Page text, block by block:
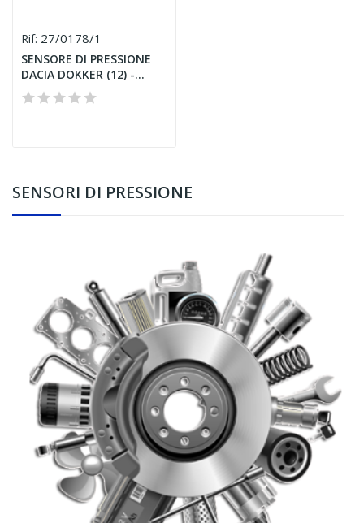
SENSORI DI PRESSIONE
Rif: 27/0178/1
SENSORE DI PRESSIONE
DACIA DOKKER (12) -
DUSTER...